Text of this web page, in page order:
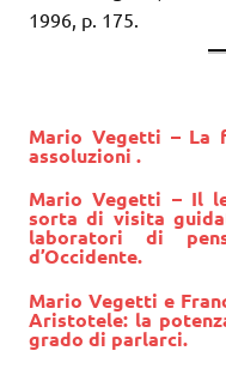
1996, p. 175.
Mario Vegetti – La
assoluzioni .
Mario Vegetti – Il
sorta di visita
laboratori di
d’Occidente.
Mario Vegetti e
Aristotele: la
grado di parlarci.